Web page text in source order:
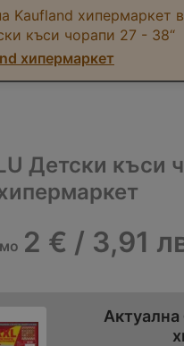
Kaufland хипермаркет
къси чорапи 27 - 38“
хипермаркет
Детски къси
2 € / 3,91